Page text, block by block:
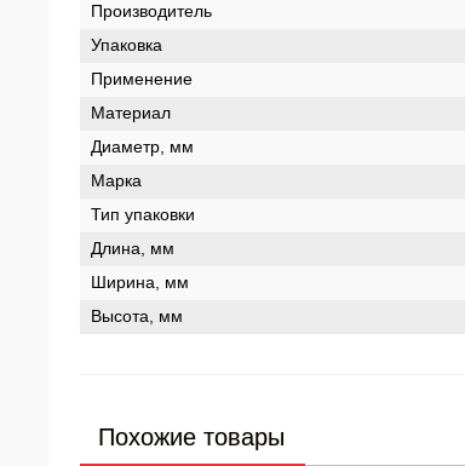
Производитель
Упаковка
Применение
Материал
Диаметр, мм
Марка
Тип упаковки
Длина, мм
Ширина, мм
Высота, мм
Похожие товары